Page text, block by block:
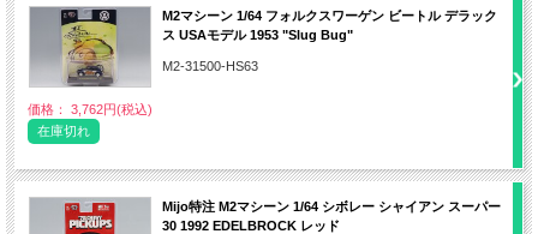
M2マシーン 1/64 フォルクスワーゲン ビートル デラック
ス USAモデル 1953 "Slug Bug"
M2-31500-HS63
価格： 3,762円(税込)
在庫切れ
Mijo特注 M2マシーン 1/64 シボレー シャイアン スーパー
30 1992 EDELBROCK レッド